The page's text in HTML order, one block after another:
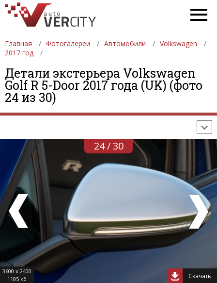
Главная Фотогалереи Автомобили
Volkswagen
2017 год
Детали экстерьера Volkswagen
Golf R 5-Door 2017 года (UK) (фото
24 из 30)
ФОТОГАЛЕРЕИ АВТОМОБИЛИ
ДЕВУШКИ
АВТОСАЛОНЫ
24 / 30
3600 x 2400
1105 кб
Скачать